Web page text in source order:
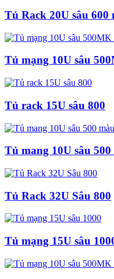
Tủ Rack 20U sâu 600
Tủ mạng 10U sâu
Tủ rack 15U sâu 800
Tủ mang 10U sâu
Tủ Rack 32U Sâu 800
Tủ mạng 15U sâu